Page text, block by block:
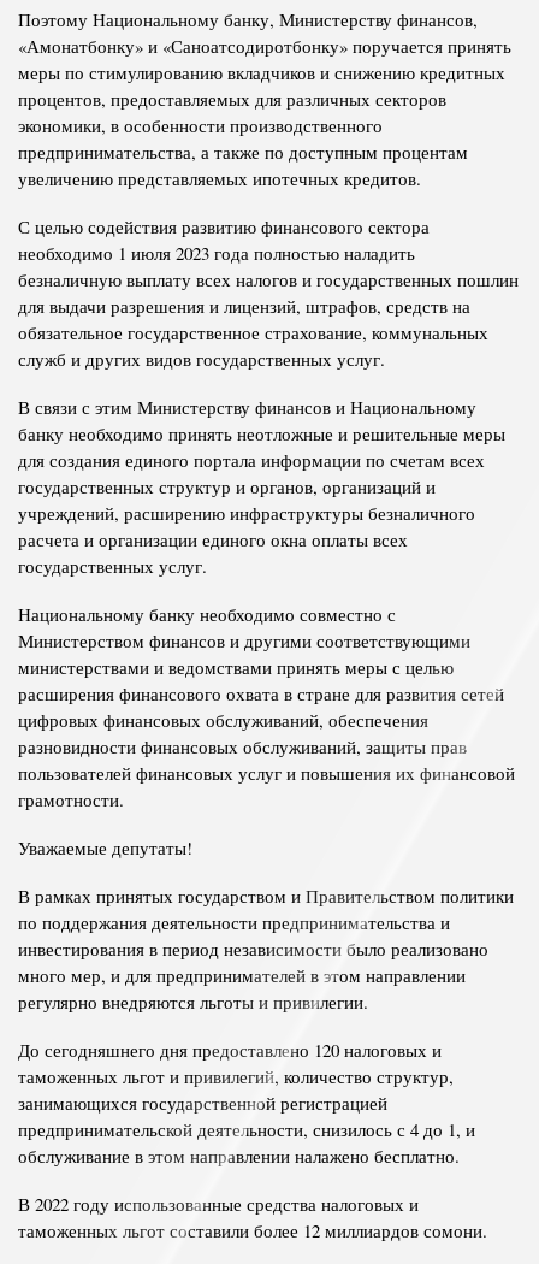
Поэтому Национальному банку, Министерству финансов,
«Амонатбонку» и «Саноатсодиротбонку» поручается принять
меры по стимулированию вкладчиков и снижению кредитных
процентов, предоставляемых для различных секторов
экономики, в особенности производственного
предпринимательства, а также по доступным процентам
увеличению представляемых ипотечных кредитов.
С целью содействия развитию финансового сектора
необходимо 1 июля 2023 года полностью наладить
безналичную выплату всех налогов и государственных пошлин
для выдачи разрешения и лицензий, штрафов, средств на
обязательное государственное страхование, коммунальных
служб и других видов государственных услуг.
В связи с этим Министерству финансов и Национальному
банку необходимо принять неотложные и решительные меры
для создания единого портала информации по счетам всех
государственных структур и органов, организаций и
учреждений, расширению инфраструктуры безналичного
расчета и организации единого окна оплаты всех
государственных услуг.
Национальному банку необходимо совместно с
Министерством финансов и другими соответствующими
министерствами и ведомствами принять меры с целью
расширения финансового охвата в стране для развития сетей
цифровых финансовых обслуживаний, обеспечения
разновидности финансовых обслуживаний, защиты прав
пользователей финансовых услуг и повышения их финансовой
грамотности.
Уважаемые депутаты!
В рамках принятых государством и Правительством политики
по поддержания деятельности предпринимательства и
инвестирования в период независимости было реализовано
много мер, и для предпринимателей в этом направлении
регулярно внедряются льготы и привилегии.
До сегодняшнего дня предоставлено 120 налоговых и
таможенных льгот и привилегий, количество структур,
занимающихся государственной регистрацией
предпринимательской деятельности, снизилось с 4 до 1, и
обслуживание в этом направлении налажено бесплатно.
В 2022 году использованные средства налоговых и
таможенных льгот составили более 12 миллиардов сомони.